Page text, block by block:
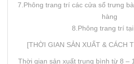
7.Phông trang trí các cửa sổ trưng
hàng
8.Phông trang trí
[THỜI GIAN SẢN XUẤT & CÁCH
Thời gian sản xuất trung bình từ 8 –